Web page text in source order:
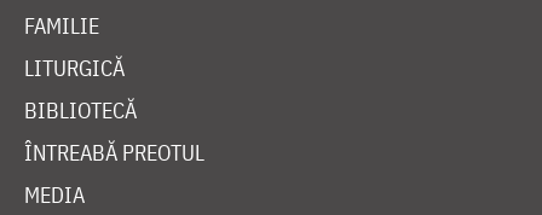
FAMILIE
LITURGICĂ
BIBLIOTECĂ
ÎNTREABĂ PREOTUL
MEDIA